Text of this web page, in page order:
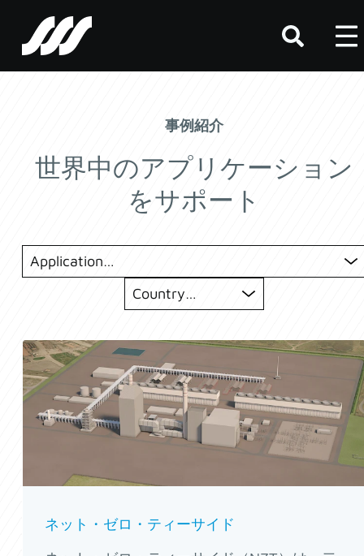
SSS
Clutch
事例紹介
世界中のアプリケーション
をサポート
Application
Country
ネット・ゼロ・ティーサイド